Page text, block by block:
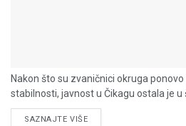
Nakon što su zvaničnici okruga
stabilnosti, javnost u Čikagu ostala je u
SAZNAJTE VIŠEDETAILS